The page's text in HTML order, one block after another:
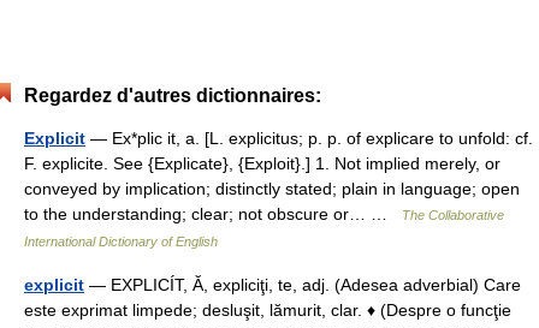
Regardez d'autres dictionnaires:
Explicit — Ex*plic it, a. [L. explicitus; p. p. of explicare to unfold: cf.
F. explicite. See {Explicate}, {Exploit}.] 1. Not implied merely, or
conveyed by implication; distinctly stated; plain in language; open
to the understanding; clear; not obscure or… …
The Collaborative
International Dictionary of English
explicit — EXPLICÍT, Ă, expliciţi, te, adj. (Adesea adverbial) Care
este exprimat limpede; desluşit, lămurit, clar. ♦ (Despre o funcţie